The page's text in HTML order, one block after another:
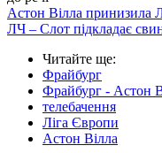
Астон Вілла принизила
ЛЧ – Слот підкладає
Читайте ще:
Фрайбург
Фрайбург - Астон
телебачення
Ліга Європи
Астон Вілла